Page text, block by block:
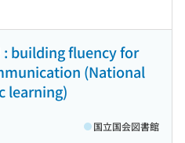
: building fluency for
(National
learning)
国立国会図書館